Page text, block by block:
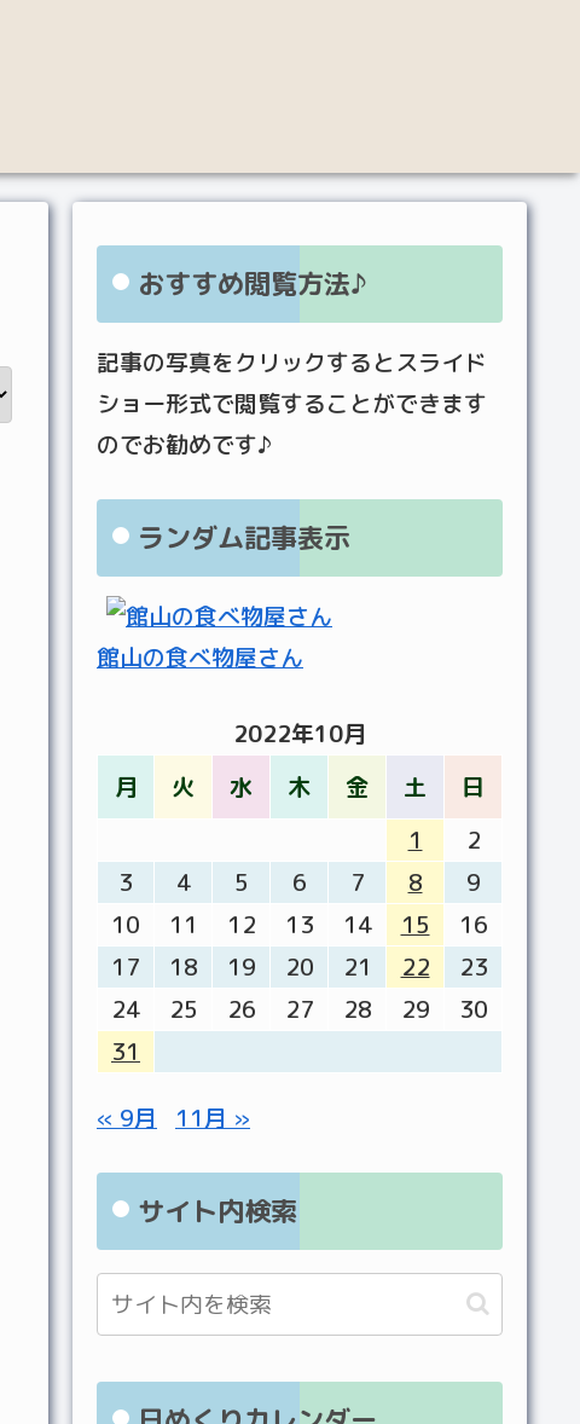
おすすめ閲覧方法♪
記事の写真をクリックするとスライド
ショー形式で閲覧することができます
のでお勧めです♪
ランダム記事表示
館山の食べ物屋さん
2022年10月
月
火 水 木 金 土
日
1
2
3
4 5 6 7 8
9
10
11 12 13 14 15
16
17
18 19 20 21 22
23
24
25 26 27 28 29
30
31
« 9月 11月 »
サイト内検索